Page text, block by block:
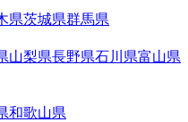
県茨城県群馬県
山梨県長野県石川県富山県
和歌山県